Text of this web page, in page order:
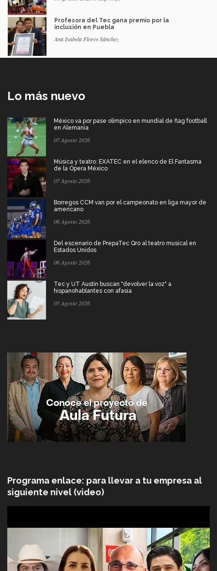
Profesora del Tec gana premio por la
inclusión en Puebla
Ana Isabela Flores Sánchez
Lo más nuevo
México va por pase olímpico en mundial de flag football
en Alemania
07 Agosto 2026
Música y teatro: EXATEC en el elenco de El Fantasma
de la Ópera México
07 Agosto 2026
Borregos CCM van por el campeonato en liga mayor de
americano
06 Agosto 2026
Del escenario de PrepaTec Qro al teatro musical en
Estados Unidos
06 Agosto 2026
Tec y UT Austin buscan "devolver la voz" a
hispanohablantes con afasia
05 Agosto 2026
Programa enlace: para llevar a tu empresa al
siguiente nivel (video)